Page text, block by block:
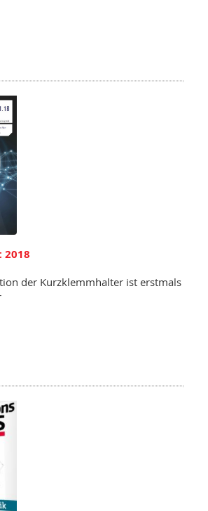
2018
der Kurzklemmhalter ist erstmals